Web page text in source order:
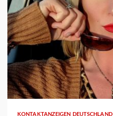
1 min read
KONTAKTANZEIGEN DEUTSCHLAND